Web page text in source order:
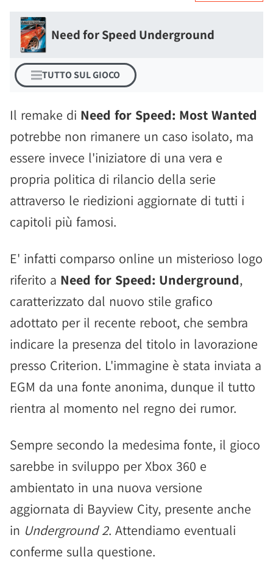
Need for Speed Underground
TUTTO SUL GIOCO
Il remake di Need for Speed: Most Wanted
potrebbe non rimanere un caso isolato, ma
essere invece l'iniziatore di una vera e
propria politica di rilancio della serie
attraverso le riedizioni aggiornate di tutti i
capitoli più famosi.
E' infatti comparso online un misterioso logo
riferito a Need for Speed: Underground,
caratterizzato dal nuovo stile grafico
adottato per il recente reboot, che sembra
indicare la presenza del titolo in lavorazione
presso Criterion. L'immagine è stata inviata a
EGM da una fonte anonima, dunque il tutto
rientra al momento nel regno dei rumor.
Sempre secondo la medesima fonte, il gioco
sarebbe in sviluppo per Xbox 360 e
ambientato in una nuova versione
aggiornata di Bayview City, presente anche
in Underground 2. Attendiamo eventuali
conferme sulla questione.